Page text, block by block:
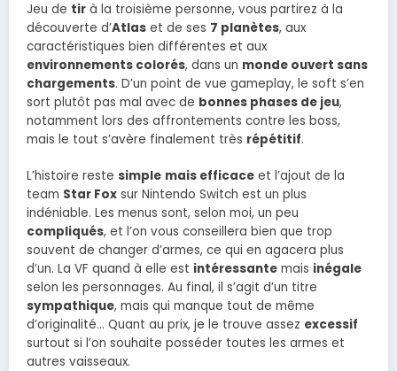
Jeu de tir à la troisième personne, vous partirez à la
découverte d’Atlas et de ses 7 planètes, aux
caractéristiques bien différentes et aux
environnements colorés, dans un monde ouvert sans
chargements. D’un point de vue gameplay, le soft s’en
sort plutôt pas mal avec de bonnes phases de jeu,
notamment lors des affrontements contre les boss,
mais le tout s’avère finalement très répétitif.
L’histoire reste simple mais efficace et l’ajout de la
team Star Fox sur Nintendo Switch est un plus
indéniable. Les menus sont, selon moi, un peu
compliqués, et l’on vous conseillera bien que trop
souvent de changer d’armes, ce qui en agacera plus
d’un. La VF quand à elle est intéressante mais inégale
selon les personnages. Au final, il s’agit d’un titre
sympathique, mais qui manque tout de même
d’originalité… Quant au prix, je le trouve assez excessif
surtout si l’on souhaite posséder toutes les armes et
autres vaisseaux.